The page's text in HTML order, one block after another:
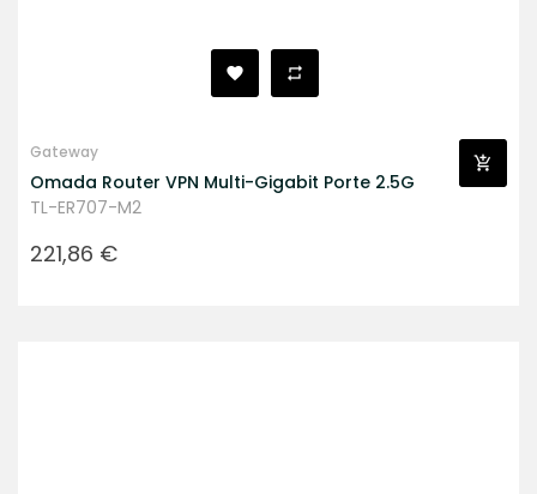
Gateway
Omada Router VPN Multi-Gigabit Porte 2.5G
TL-ER707-M2
Prezzo
221,86 €